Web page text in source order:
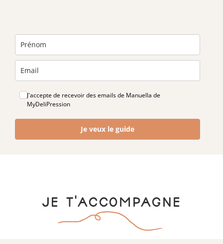
J'accepte de recevoir des emails de Manuella de
MyDeliPression
Je veux le guide
Je t'accompagne